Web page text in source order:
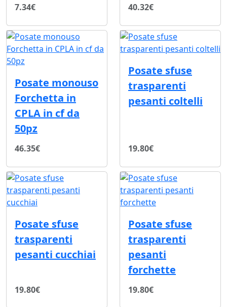
7.34€ 40.32€
Posate monouso
Forchetta in
CPLA in cf da
50pz
46.35€
Posate sfuse
trasparenti
pesanti coltelli
19.80€
Posate sfuse
trasparenti
pesanti cucchiai
19.80€
Posate sfuse
trasparenti
pesanti
forchette
19.80€